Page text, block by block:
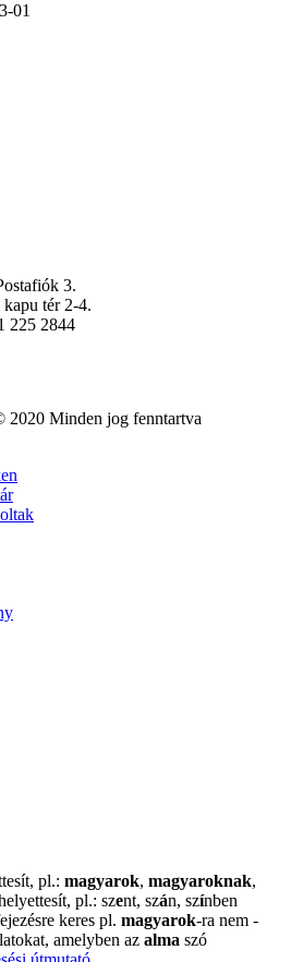
01
3.
tér 2-4.
225 2844
Minden jog fenntartva
pl.: magyarok, magyaroknak,
pl.: szent, szán, színben
keres pl. magyarok-ra nem -
amelyben az alma szó